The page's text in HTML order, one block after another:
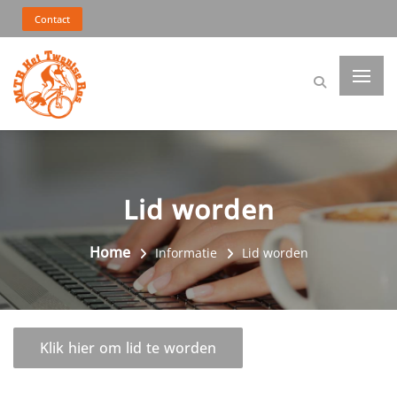
Contact
Lid worden
Home Informatie Lid worden
Klik hier om lid te worden